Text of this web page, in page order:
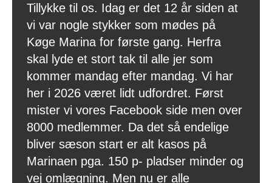
Tillykke til os. Idag er det 12 år siden at
vi var nogle stykker som mødes på
Køge Marina for første gang. Herfra
skal lyde et stort tak til alle jer som
kommer mandag efter mandag. Vi har
her i 2026 været lidt udfordret. Først
mister vi vores Facebook side men over
8000 medlemmer. Da det så endelige
bliver sæson start er alt kasos på
Marinaen pga. 150 p- pladser minder og
vej omlægning. Men nu er alle